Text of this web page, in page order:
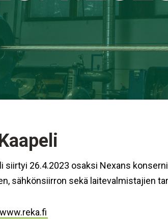
siirtyi 26.4.2023 osaksi Nexans
sähkönsiirron sekä laitevalmistajien
www.reka.fi